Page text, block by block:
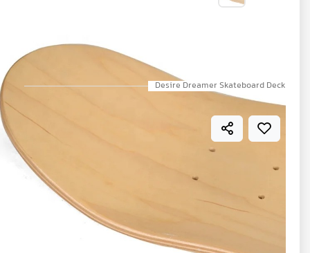
Desire Dreamer Skateboard Deck
همراه گریپ‌تیپ رایگان؛ ۷ لایه و جنس لایه‌ها از چوب افرای
کانادایی